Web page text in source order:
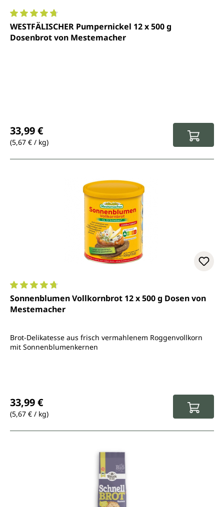
Durchschnittliche Bewertung von 4.7 von 5 Sternen
WESTFÄLISCHER Pumpernickel 12 x 500 g
Dosenbrot von Mestemacher
33,99 €
(5,67 € / kg)
Durchschnittliche Bewertung von 4.8 von 5 Sternen
Sonnenblumen Vollkornbrot 12 x 500 g Dosen von
Mestemacher
Brot-Delikatesse aus frisch vermahlenem Roggenvollkorn
mit Sonnenblumenkernen
33,99 €
(5,67 € / kg)